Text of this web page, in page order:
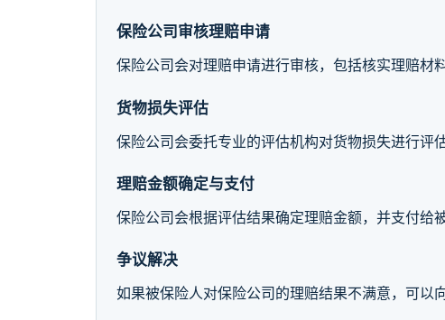
保险公司审核理赔申请
保险公司会对理赔申请进行审核，包括核实理赔材
货物损失评估
保险公司会委托专业的评估机构对货物损失进行评
理赔金额确定与支付
保险公司会根据评估结果确定理赔金额，并支付给
争议解决
如果被保险人对保险公司的理赔结果不满意，可以